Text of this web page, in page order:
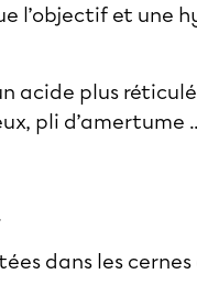
l’objectif et une
acide plus
pli d’amertume
dans les cernes